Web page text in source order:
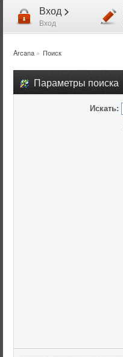
Вход >
Вход
Arcana» Поиск
Параметры поиска
Искать: